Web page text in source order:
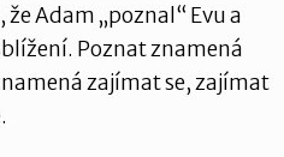
Adam „poznal“ Evu a
Poznat znamená
zajímat se, zajímat